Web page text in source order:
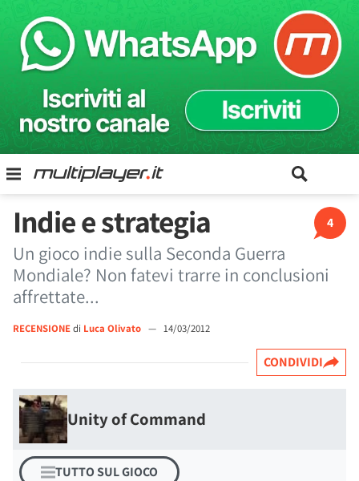
4
Indie e strategia
Un gioco indie sulla Seconda Guerra
Mondiale? Non fatevi trarre in conclusioni
affrettate...
RECENSIONEdi Luca Olivato — 14/03/2012
CONDIVIDI
Unity of Command
TUTTO SUL GIOCO